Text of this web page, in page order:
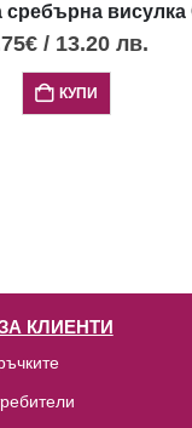
сребърна
€ / 13.20 лв.
КУПИ
КЛИЕНТИ